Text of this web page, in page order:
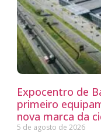
Expocentro de
primeiro
nova marca da
5 de agosto de 2026